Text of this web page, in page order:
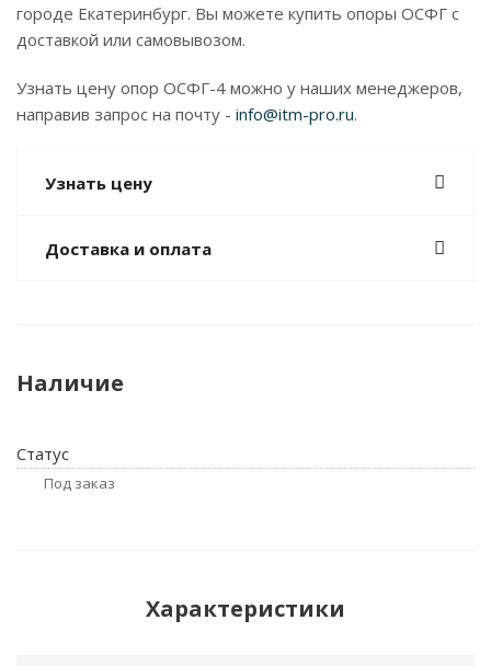
городе Екатеринбург. Вы можете купить опоры ОСФГ с
доставкой или самовывозом.
Узнать цену опор ОСФГ-4 можно у наших менеджеров,
направив запрос на почту - info@itm-pro.ru.
Узнать цену
Доставка и оплата
Наличие
Статус
Под заказ
Характеристики